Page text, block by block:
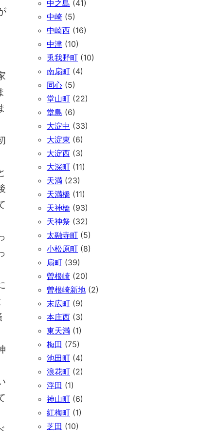
中之島 (41)
中崎 (5)
中崎西 (16)
中津 (10)
兎我野町 (10)
南扇町 (4)
同心 (5)
堂山町 (22)
堂島 (6)
大淀中 (33)
大淀東 (6)
大淀西 (3)
大深町 (11)
天満 (23)
天満橋 (11)
天神橋 (93)
天神祭 (32)
太融寺町 (5)
小松原町 (8)
扇町 (39)
曽根崎 (20)
曽根崎新地 (2)
末広町 (9)
本庄西 (3)
東天満 (1)
梅田 (75)
池田町 (4)
浪花町 (2)
浮田 (1)
神山町 (6)
紅梅町 (1)
芝田 (10)